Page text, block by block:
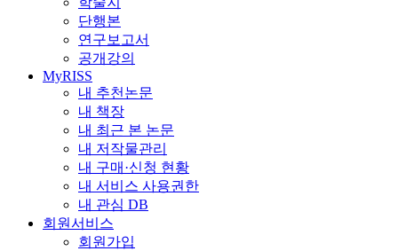
단행본
연구보고서
공개강의
MyRISS
내 추천논문
내 책장
내 최근 본 논문
내 저작물관리
내 구매·신청 현황
내 서비스 사용권한
내 관심 DB
회원서비스
회원가입